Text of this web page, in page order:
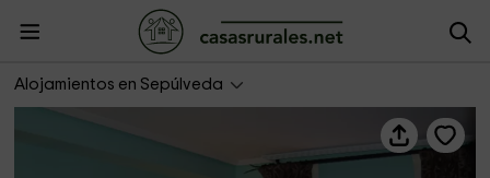
Alojamientos en Sepúlveda
Hospedería de los Templarios